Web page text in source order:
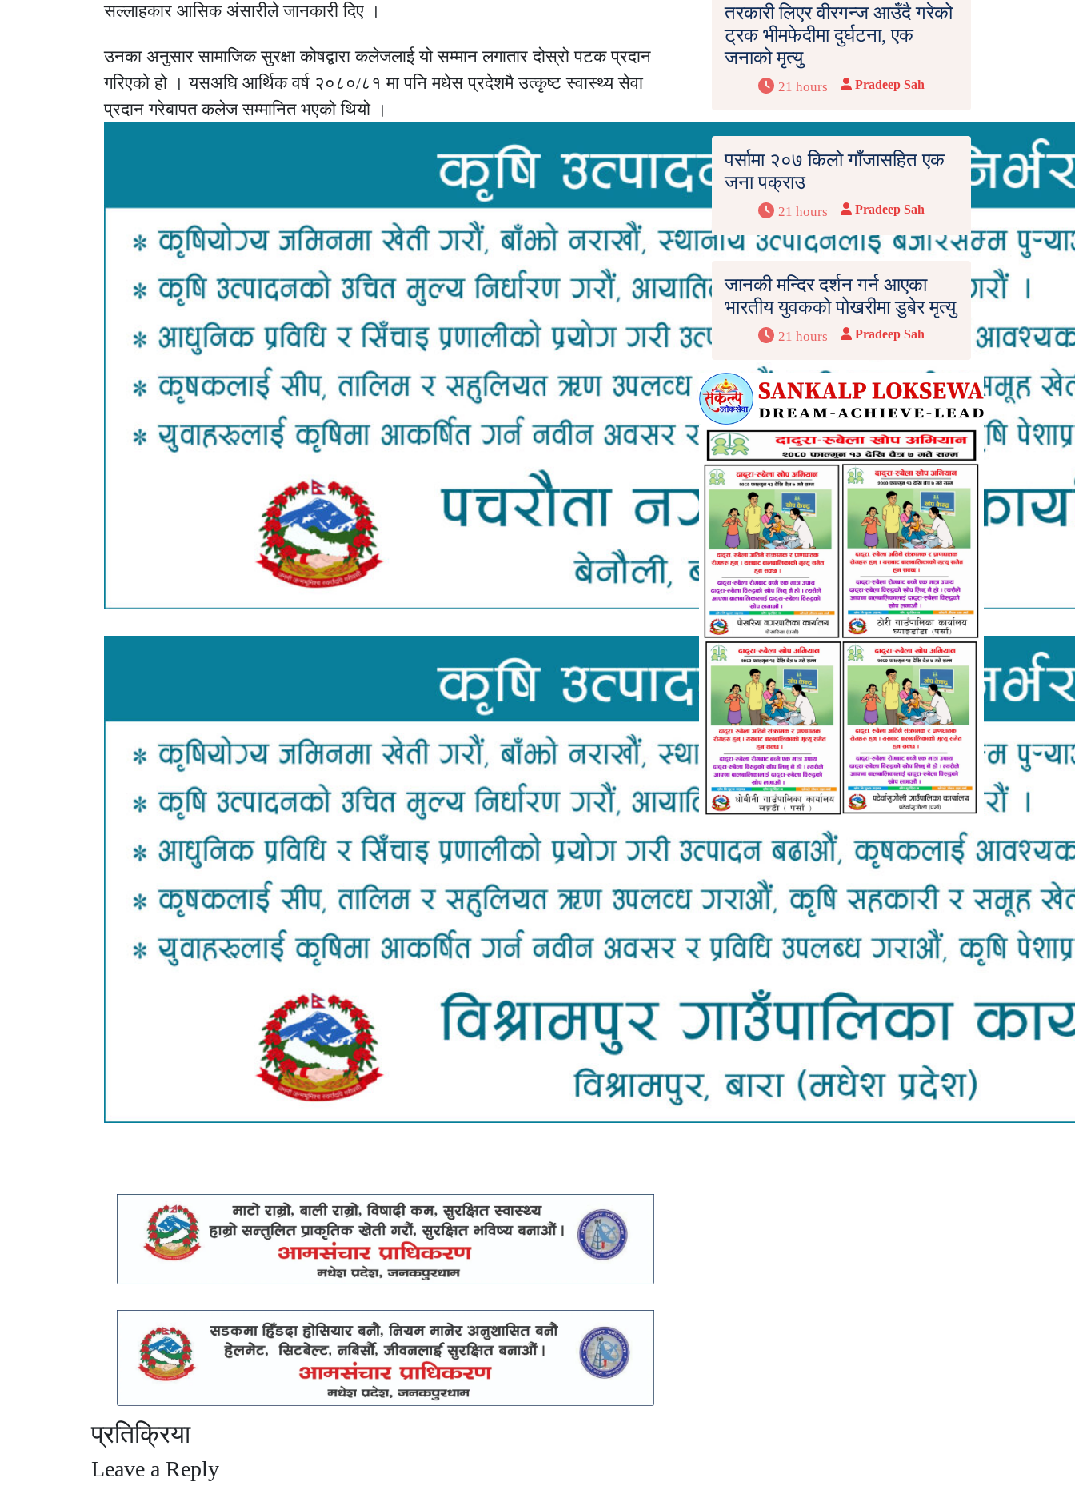
सल्लाहकार आसिक अंसारीले जानकारी दिए ।
उनका अनुसार सामाजिक सुरक्षा कोषद्वारा कलेजलाई यो सम्मान लगातार दोस्रो पटक प्रदान
गरिएको हो । यसअघि आर्थिक वर्ष २०८०/८१ मा पनि मधेस प्रदेशमै उत्कृष्ट स्वास्थ्य सेवा
प्रदान गरेबापत कलेज सम्मानित भएको थियो ।
प्रतिक्रिया
Leave a Reply
तरकारी लिएर वीरगन्ज आउँदै गरेको
ट्रक भीमफेदीमा दुर्घटना, एक
जनाको मृत्यु
21 hours Pradeep Sah
पर्सामा २०७ किलो गाँजासहित एक
जना पक्राउ
21 hours Pradeep Sah
जानकी मन्दिर दर्शन गर्न आएका
भारतीय युवकको पोखरीमा डुबेर मृत्यु
21 hours Pradeep Sah